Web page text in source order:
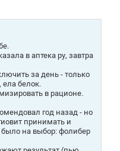
в аптека ру, завтра
за день - только
ела белок.
в рационе.
год назад - но
принимать и
было на выбор: фолибер